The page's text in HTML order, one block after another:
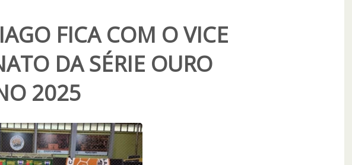
FICA COM O VICE
DA SÉRIE OURO
2025